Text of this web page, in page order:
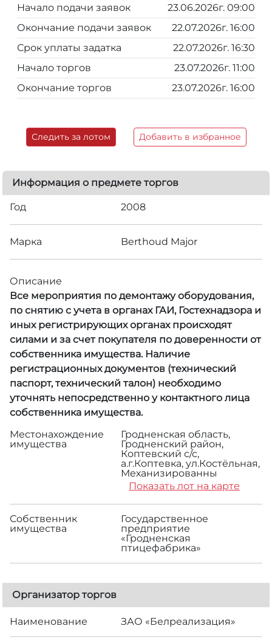
Начало подачи заявок
23.06.2026г. 09:00
Окончание подачи заявок
22.07.2026г. 16:00
Срок уплаты задатка
22.07.2026г. 16:30
Начало торгов
23.07.2026г. 11:00
Окончание торгов
23.07.2026г. 16:00
Следить за лотом Добавить в избранное
Информация о предмете торгов
Год 2008
Марка Berthoud Major
Описание
Все мероприятия по демонтажу оборудования,
по снятию с учета в органах ГАИ, Гостехнадзора и
иных регистрирующих органах происходят
силами и за счет покупателя по доверенности от
собственника имущества. Наличие
регистрационных документов (технический
паспорт, технический талон) необходимо
уточнять непосредственно у контактного лица
собственника имущества.
Местонахождение
имущества
Гродненская область,
Гродненский район,
Коптевский с/с,
а.г.Коптевка, ул.Костёльная,
Механизированны
Показать лот на карте
Собственник
имущества
Государственное
предприятие
«Гродненская
птицефабрика»
Организатор торгов
Наименование ЗАО «Белреализация»